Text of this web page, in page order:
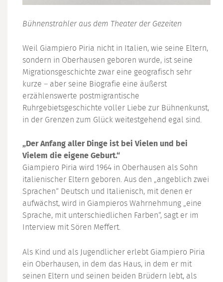
Bühnenstrahler aus dem Theater der Gezeiten
Weil Giampiero Piria nicht in Italien, wie seine Eltern,
sondern in Oberhausen geboren wurde, ist seine
Migrationsgeschichte zwar eine geografisch sehr
kurze – aber seine Biografie eine äußerst
erzählenswerte postmigrantische
Ruhrgebietsgeschichte voller Liebe zur Bühnenkunst,
in der Grenzen zum Glück weitestgehend egal sind.
„Der Anfang aller Dinge ist bei Vielen und bei
Vielem die eigene Geburt.“
Giampiero Piria wird 1964 in Oberhausen als Sohn
italienischer Eltern geboren. Aus den „angeblich zwei
Sprachen“ Deutsch und Italienisch, mit denen er
aufwächst, wird in Giampieros Wahrnehmung „eine
Sprache, mit unterschiedlichen Farben“, sagt er im
Interview mit Sören Meffert.
Als Kind und als Jugendlicher erlebt Giampiero Piria
ein Oberhausen, in dem das Haus, in dem er mit
seinen Eltern und seinen beiden Brüdern lebt, als